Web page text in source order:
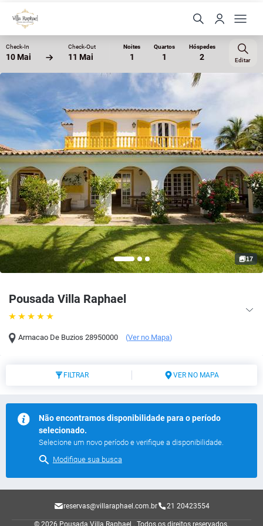
Check-In
10 Mai
Check-Out
11 Mai
Noites
1
Quartos
1
Hóspedes
2 Editar
Pousada Villa Raphael
Armacao De Buzios 28950000 (Ver no Mapa)
17
FILTRAR VER NO MAPA
Não encontramos disponibilidade para o período
selecionado.
Selecione um novo período e verifique a disponibilidade.
Modifique sua busca
reservas@villaraphael.com.br 21 20423554
© 2026 Pousada Villa Raphael . Todos os direitos reservados.